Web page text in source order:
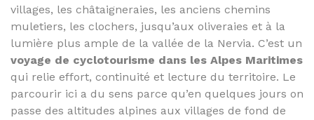
villages, les châtaigneraies, les anciens chemins
muletiers, les clochers, jusqu’aux oliveraies et à la
lumière plus ample de la vallée de la Nervia. C’est un
voyage de cyclotourisme dans les Alpes Maritimes
qui relie effort, continuité et lecture du territoire. Le
parcourir ici a du sens parce qu’en quelques jours on
passe des altitudes alpines aux villages de fond de